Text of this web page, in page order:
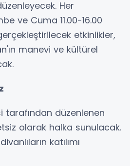
Her
ve Cuma 11.00-16.00
etkinlikler,
manevi ve kültürel
tarafından düzenlenen
olarak halka sunulacak.
katılımı